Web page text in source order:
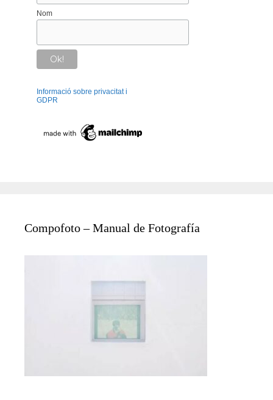
Nom
Informació sobre privacitat i
GDPR
Compofoto – Manual de Fotografía